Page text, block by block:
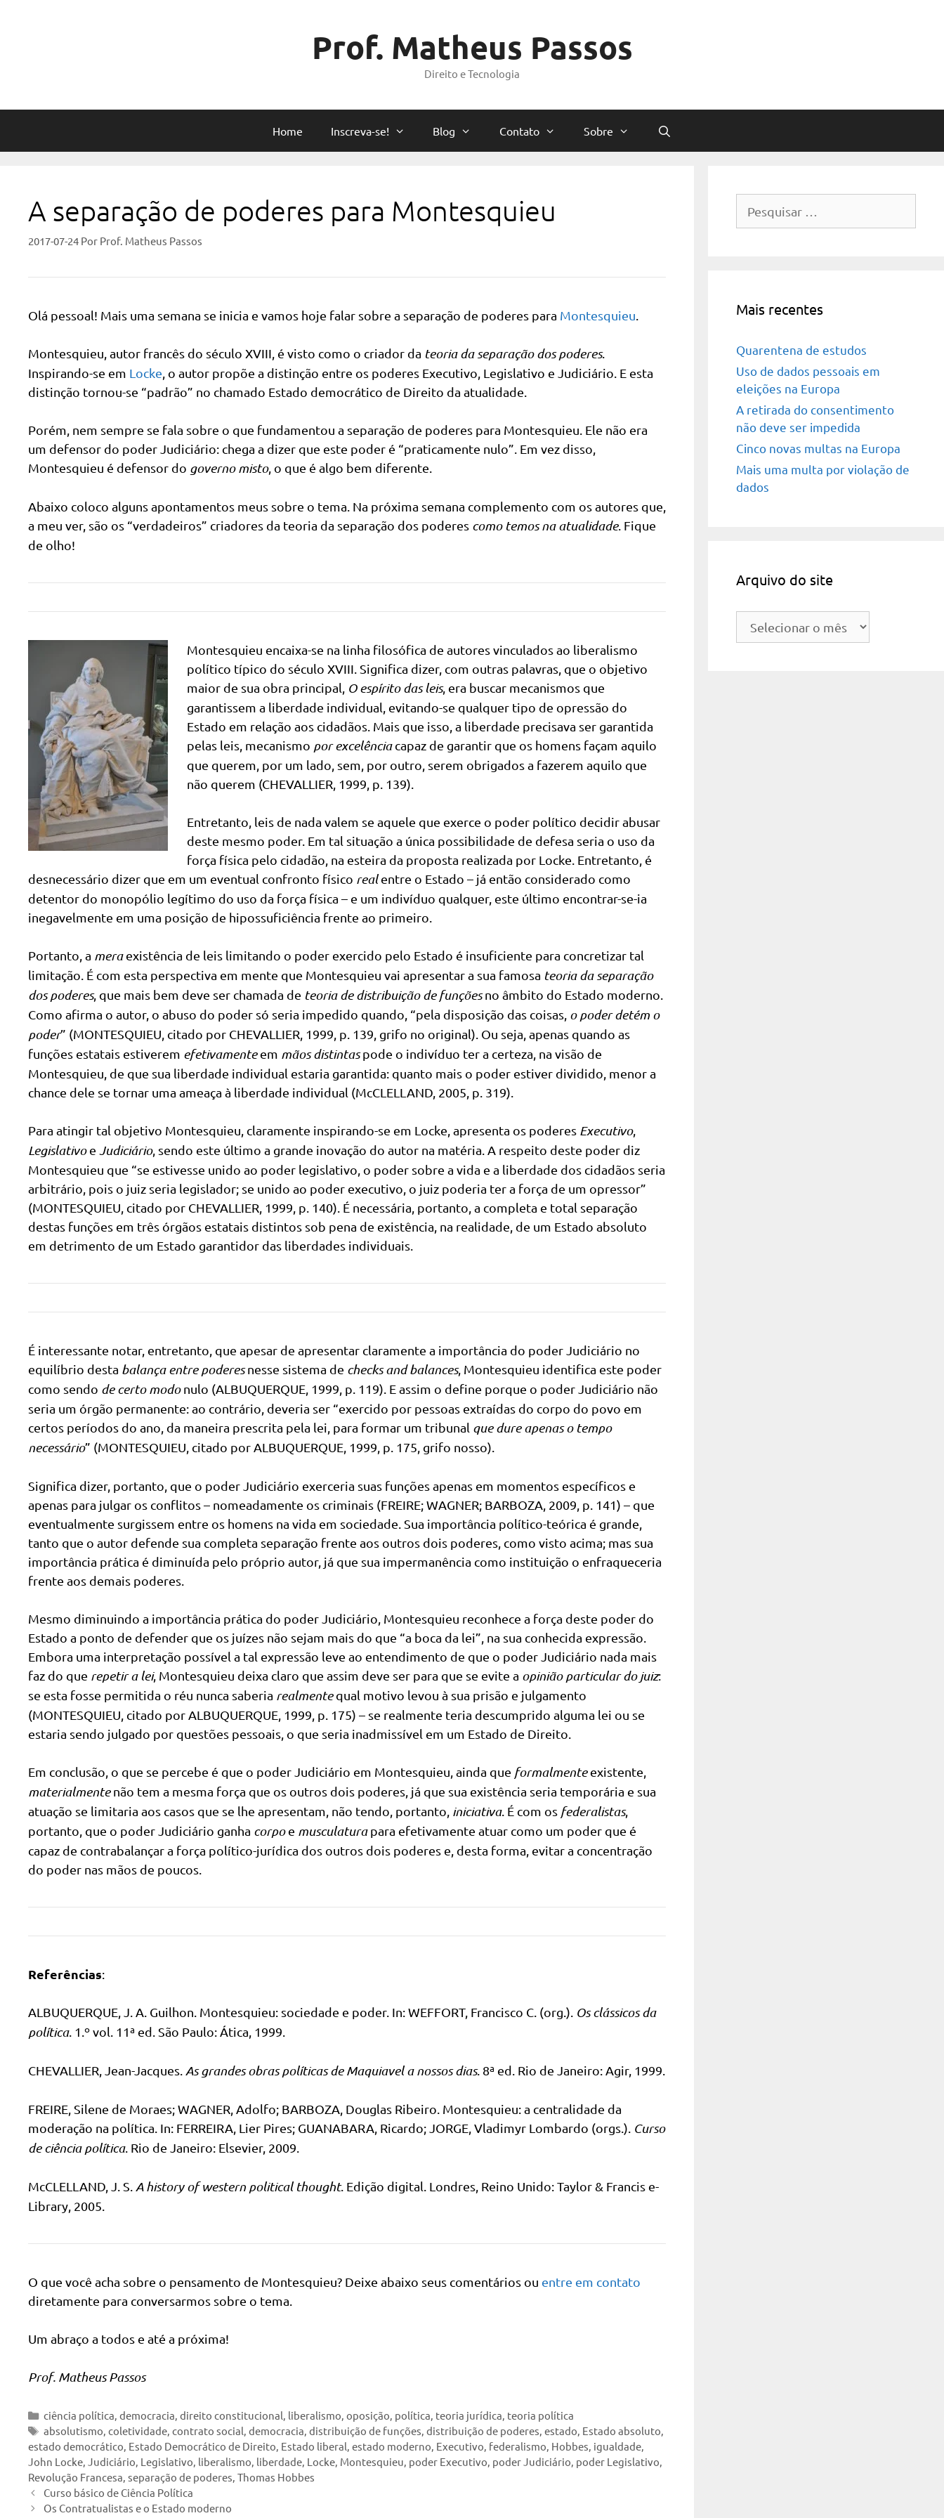
Prof. Matheus Passos
Direito e Tecnologia
Home Inscreva-se! Blog Contato Sobre
A separação de poderes para Montesquieu
2017-07-24 Por Prof. Matheus Passos
Olá pessoal! Mais uma semana se inicia e vamos hoje falar sobre a separação de poderes para Montesquieu
Montesquieu, autor francês do século XVIII, é visto como o criador da teoria da separação dos poderes.
Inspirando-se em Locke , o autor propõe a distinção entre os poderes Executivo, Legislativo e Judiciário. E esta
distinção tornou-se “padrão” no chamado Estado democrático de Direito da atualidade.
Porém, nem sempre se fala sobre o que fundamentou a separação de poderes para Montesquieu. Ele não era
um defensor do poder Judiciário: chega a dizer que este poder é “praticamente nulo”. Em vez disso,
Montesquieu é defensor do governo misto, o que é algo bem diferente.
Abaixo coloco alguns apontamentos meus sobre o tema. Na próxima semana complemento com os autores que,
a meu ver, são os “verdadeiros” criadores da teoria da separação dos poderes como temos na atualidade. Fique
de olho!
Montesquieu encaixa-se na linha filosófica de autores vinculados ao liberalismo
político típico do século XVIII. Significa dizer, com outras palavras, que o objetivo
maior de sua obra principal, O espírito das leis, era buscar mecanismos que
garantissem a liberdade individual, evitando-se qualquer tipo de opressão do
Estado em relação aos cidadãos. Mais que isso, a liberdade precisava ser garantida
pelas leis, mecanismo por excelênciacapaz de garantir que os homens façam aquilo
que querem, por um lado, sem, por outro, serem obrigados a fazerem aquilo que
não querem (CHEVALLIER, 1999, p. 139).
Entretanto, leis de nada valem se aquele que exerce o poder político decidir abusar
deste mesmo poder. Em tal situação a única possibilidade de defesa seria o uso da
força física pelo cidadão, na esteira da proposta realizada por Locke. Entretanto, é
desnecessário dizer que em um eventual confronto físico realentre o Estado – já então considerado como
detentor do monopólio legítimo do uso da força física – e um indivíduo qualquer, este último encontrar-se-ia
inegavelmente em uma posição de hipossuficiência frente ao primeiro.
Portanto, a meraexistência de leis limitando o poder exercido pelo Estado é insuficiente para concretizar tal
limitação. É com esta perspectiva em mente que Montesquieu vai apresentar a sua famosa teoria da separação
dos poderes, que mais bem deve ser chamada de teoria de distribuição de funçõesno âmbito do Estado moderno.
Como afirma o autor, o abuso do poder só seria impedido quando, “pela disposição das coisas, o poder detém o
poder” (MONTESQUIEU, citado por CHEVALLIER, 1999, p. 139, grifo no original). Ou seja, apenas quando as
funções estatais estiverem efetivamenteem mãos distintaspode o indivíduo ter a certeza, na visão de
Montesquieu, de que sua liberdade individual estaria garantida: quanto mais o poder estiver dividido, menor a
chance dele se tornar uma ameaça à liberdade individual (McCLELLAND, 2005, p. 319).
Para atingir tal objetivo Montesquieu, claramente inspirando-se em Locke, apresenta os poderes Executivo,
Legislativoe Judiciário, sendo este último a grande inovação do autor na matéria. A respeito deste poder diz
Montesquieu que “se estivesse unido ao poder legislativo, o poder sobre a vida e a liberdade dos cidadãos seria
arbitrário, pois o juiz seria legislador; se unido ao poder executivo, o juiz poderia ter a força de um opressor”
(MONTESQUIEU, citado por CHEVALLIER, 1999, p. 140). É necessária, portanto, a completa e total separação
destas funções em três órgãos estatais distintos sob pena de existência, na realidade, de um Estado absoluto
em detrimento de um Estado garantidor das liberdades individuais.
É interessante notar, entretanto, que apesar de apresentar claramente a importância do poder Judiciário no
equilíbrio desta balança entre poderesnesse sistema de checks and balances, Montesquieu identifica este poder
como sendo de certo modonulo (ALBUQUERQUE, 1999, p. 119). E assim o define porque o poder Judiciário não
seria um órgão permanente: ao contrário, deveria ser “exercido por pessoas extraídas do corpo do povo em
certos períodos do ano, da maneira prescrita pela lei, para formar um tribunal que dure apenas o tempo
necessário” (MONTESQUIEU, citado por ALBUQUERQUE, 1999, p. 175, grifo nosso).
Significa dizer, portanto, que o poder Judiciário exerceria suas funções apenas em momentos específicos e
apenas para julgar os conflitos – nomeadamente os criminais (FREIRE; WAGNER; BARBOZA, 2009, p. 141) – que
eventualmente surgissem entre os homens na vida em sociedade. Sua importância político-teórica é grande,
tanto que o autor defende sua completa separação frente aos outros dois poderes, como visto acima; mas sua
importância prática é diminuída pelo próprio autor, já que sua impermanência como instituição o enfraqueceria
frente aos demais poderes.
Mesmo diminuindo a importância prática do poder Judiciário, Montesquieu reconhece a força deste poder do
Estado a ponto de defender que os juízes não sejam mais do que “a boca da lei”, na sua conhecida expressão.
Embora uma interpretação possível a tal expressão leve ao entendimento de que o poder Judiciário nada mais
faz do que repetir a lei, Montesquieu deixa claro que assim deve ser para que se evite a opinião particular do juiz:
se esta fosse permitida o réu nunca saberia realmentequal motivo levou à sua prisão e julgamento
(MONTESQUIEU, citado por ALBUQUERQUE, 1999, p. 175) – se realmente teria descumprido alguma lei ou se
estaria sendo julgado por questões pessoais, o que seria inadmissível em um Estado de Direito.
Em conclusão, o que se percebe é que o poder Judiciário em Montesquieu, ainda que formalmenteexistente,
materialmentenão tem a mesma força que os outros dois poderes, já que sua existência seria temporária e sua
atuação se limitaria aos casos que se lhe apresentam, não tendo, portanto, iniciativa. É com os federalistas,
portanto, que o poder Judiciário ganha corpoe musculaturapara efetivamente atuar como um poder que é
capaz de contrabalançar a força político-jurídica dos outros dois poderes e, desta forma, evitar a concentração
do poder nas mãos de poucos.
Referências:
ALBUQUERQUE, J. A. Guilhon. Montesquieu: sociedade e poder. In: WEFFORT, Francisco C. (org.). Os clássicos da
política. 1.º vol. 11ª ed. São Paulo: Ática, 1999.
CHEVALLIER, Jean-Jacques. As grandes obras políticas de Maquiavel a nossos dias. 8ª ed. Rio de Janeiro: Agir, 1999.
FREIRE, Silene de Moraes; WAGNER, Adolfo; BARBOZA, Douglas Ribeiro. Montesquieu: a centralidade da
moderação na política. In: FERREIRA, Lier Pires; GUANABARA, Ricardo; JORGE, Vladimyr Lombardo (orgs.). Curso
de ciência política. Rio de Janeiro: Elsevier, 2009.
McCLELLAND, J. S. A history of western political thought. Edição digital. Londres, Reino Unido: Taylor & Francis e-
Library, 2005.
O que você acha sobre o pensamento de Montesquieu? Deixe abaixo seus comentários ou entre em contato
diretamente para conversarmos sobre o tema.
Um abraço a todos e até a próxima!
Prof. Matheus Passos
Categorias
ciência política,democracia,direito constitucional, liberalismo,oposição, política, teoria jurídica, teoria política
Tags
absolutismo,coletividade,contrato social,democracia,distribuição de funções,distribuição de poderes,estado, Estado absoluto,
estado democrático, Estado Democrático de Direito, Estado liberal, estado moderno, Executivo, federalismo, Hobbes, igualdade,
John Locke, Judiciário, Legislativo, liberalismo, liberdade, Locke, Montesquieu, poder Executivo, poder Judiciário, poder Legislativo,
Revolução Francesa, separação de poderes, Thomas Hobbes
Curso básico de Ciência Política
Os Contratualistas e o Estado moderno
por:
Mais recentes
Quarentena de estudos
Uso de dados pessoais em
eleições na Europa
A retirada do consentimento
não deve ser impedida
Cinco novas multas na Europa
Mais uma multa por violação de
dados
Arquivo do site
Arquivo